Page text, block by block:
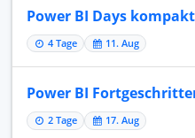
Power BI Days
4 Tage 11. Aug
Power BI
2 Tage 17. Aug